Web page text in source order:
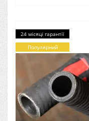
24 місяці гарантії
Популярний